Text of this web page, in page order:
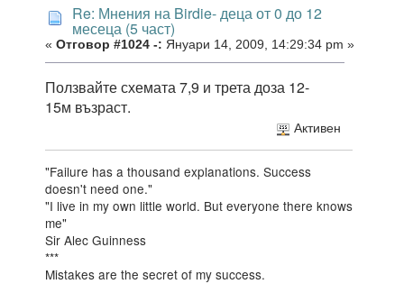
Re: Мнения на Birdie- деца от 0 до 12
месеца (5 част)
« Отговор #1024 -: Януари 14, 2009, 14:29:34 pm »
Ползвайте схемата 7,9 и трета доза 12-
15м възраст.
Активен
"Failure has a thousand explanations. Success
doesn't need one."
"I live in my own little world. But everyone there knows
me"
Sir Alec Guinness
***
Mistakes are the secret of my success.